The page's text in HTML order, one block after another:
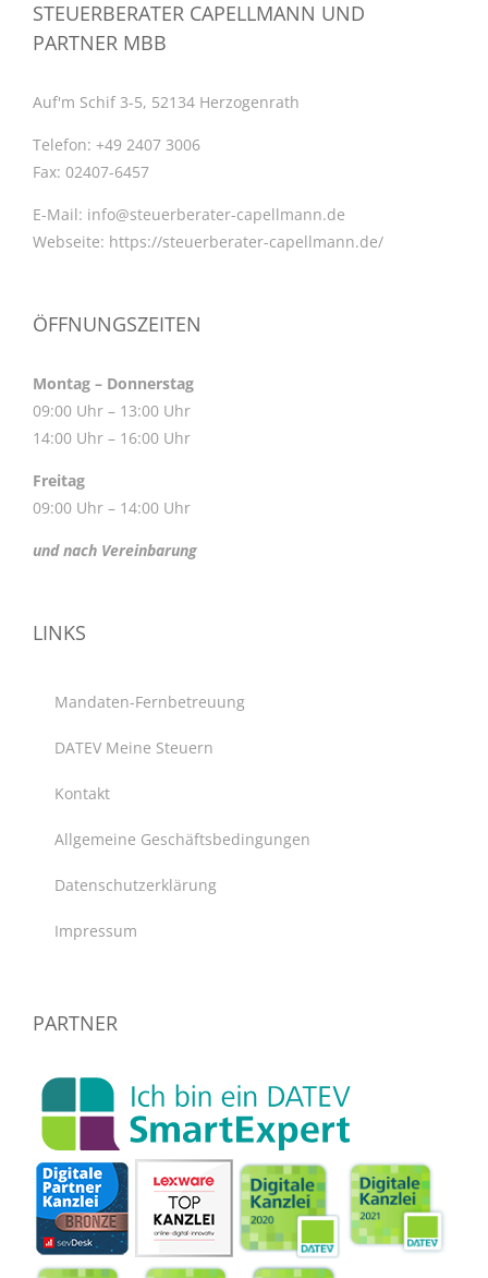
STEUERBERATER CAPELLMANN UND
PARTNER MBB
Auf'm Schif 3-5, 52134 Herzogenrath
Telefon: +49 2407 3006
Fax: 02407-6457
E-Mail: info@steuerberater-capellmann.de
Webseite: https://steuerberater-capellmann.de/
ÖFFNUNGSZEITEN
Montag – Donnerstag
09:00 Uhr – 13:00 Uhr
14:00 Uhr – 16:00 Uhr
Freitag
09:00 Uhr – 14:00 Uhr
und nach Vereinbarung
LINKS
Mandaten-Fernbetreuung
DATEV Meine Steuern
Kontakt
Allgemeine Geschäftsbedingungen
Datenschutzerklärung
Impressum
PARTNER